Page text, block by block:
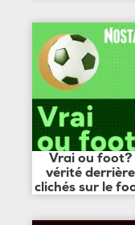
Vrai ou foot?
vérité
clichés sur le